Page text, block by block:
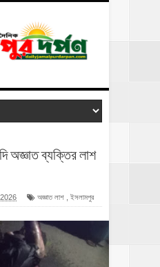
অজ্ঞাত ব্যক্তির লাশ
অজ্ঞাত লাশ ইসলামপুর